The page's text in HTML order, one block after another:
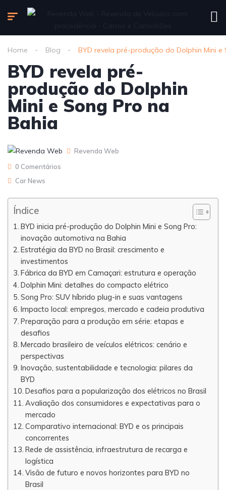
Home Blog BYD revela pré-produção do Dolphin Mini e
BYD revela pré-
produção do Dolphin
Mini e Song Pro na
Bahia
Revenda Web
0 Comentários
Car News
Índice
BYD inicia pré-produção do Dolphin Mini e Song Pro:
inovação automotiva na Bahia
Estratégia da BYD no Brasil: crescimento e
investimentos
Fábrica da BYD em Camaçari: estrutura e operação
Dolphin Mini: detalhes do compacto elétrico
Song Pro: SUV híbrido plug-in e suas vantagens
Impacto local: empregos, mercado e cadeia produtiva
Preparação para a produção em série: etapas e
desafios
Mercado brasileiro de veículos elétricos: cenário e
perspectivas
Inovação, sustentabilidade e tecnologia: pilares da
BYD
Desafios para a popularização dos elétricos no Brasil
Avaliação dos consumidores e expectativas para o
mercado
Comparativo internacional: BYD e os principais
concorrentes
Rede de assistência, infraestrutura de recarga e
logística
Visão de futuro e novos horizontes para BYD no
Brasil